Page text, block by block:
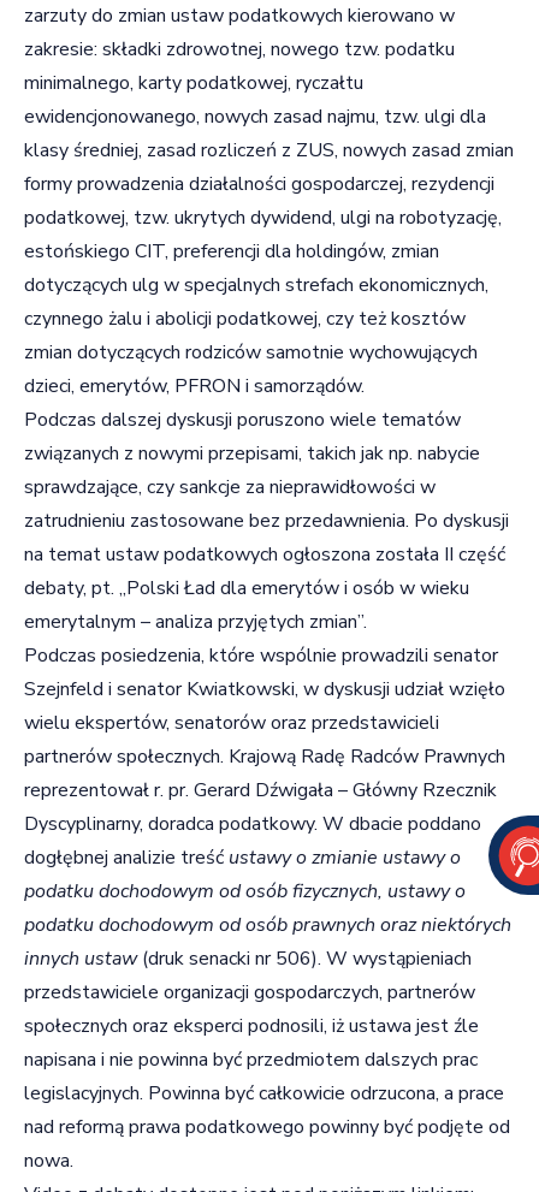
zarzuty do zmian ustaw podatkowych kierowano w
zakresie: składki zdrowotnej, nowego tzw. podatku
minimalnego, karty podatkowej, ryczałtu
ewidencjonowanego, nowych zasad najmu, tzw. ulgi dla
klasy średniej, zasad rozliczeń z ZUS, nowych zasad zmian
formy prowadzenia działalności gospodarczej, rezydencji
podatkowej, tzw. ukrytych dywidend, ulgi na robotyzację,
estońskiego CIT, preferencji dla holdingów, zmian
dotyczących ulg w specjalnych strefach ekonomicznych,
czynnego żalu i abolicji podatkowej, czy też kosztów
zmian dotyczących rodziców samotnie wychowujących
dzieci, emerytów, PFRON i samorządów.
Podczas dalszej dyskusji poruszono wiele tematów
związanych z nowymi przepisami, takich jak np. nabycie
sprawdzające, czy sankcje za nieprawidłowości w
zatrudnieniu zastosowane bez przedawnienia. Po dyskusji
na temat ustaw podatkowych ogłoszona została II część
debaty, pt. „Polski Ład dla emerytów i osób w wieku
emerytalnym – analiza przyjętych zmian”.
Podczas posiedzenia, które wspólnie prowadzili senator
Szejnfeld i senator Kwiatkowski, w dyskusji udział wzięło
wielu ekspertów, senatorów oraz przedstawicieli
partnerów społecznych. Krajową Radę Radców Prawnych
reprezentował r. pr. Gerard Dźwigała – Główny Rzecznik
Dyscyplinarny, doradca podatkowy. W dbacie poddano
dogłębnej analizie treść ustawy o zmianie ustawy o
podatku dochodowym od osób fizycznych, ustawy o
podatku dochodowym od osób prawnych oraz niektórych
innych ustaw(druk senacki nr 506). W wystąpieniach
przedstawiciele organizacji gospodarczych, partnerów
społecznych oraz eksperci podnosili, iż ustawa jest źle
napisana i nie powinna być przedmiotem dalszych prac
legislacyjnych. Powinna być całkowicie odrzucona, a prace
nad reformą prawa podatkowego powinny być podjęte od
nowa.